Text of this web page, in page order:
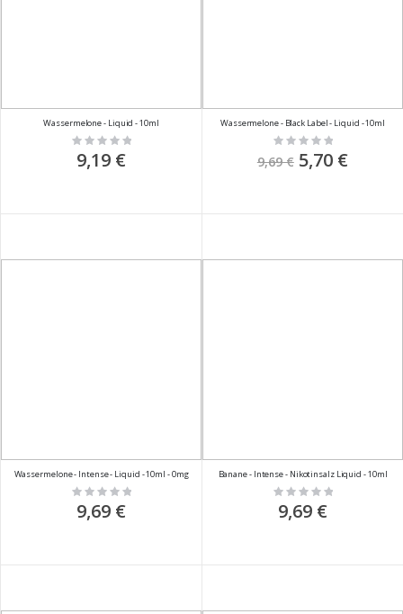
Wassermelone - Liquid - 10ml
Rating:
0%
9,19 €
Wassermelone - Black Label - Liquid - 10ml
Rating:
9,69 € Sonderpreis
5,70 €
Wassermelone - Intense - Liquid - 10ml - 0mg
Rating:
9,69 €
Banane - Intense - Nikotinsalz Liquid - 10ml
Rating:
9,69 €